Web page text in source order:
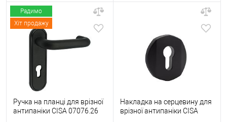
Радимо
Хіт продажу
Ручка на планці для врізної
антипаніки CISA 07076.26
Накладка на серцевину для
врізної антипаніки CISA